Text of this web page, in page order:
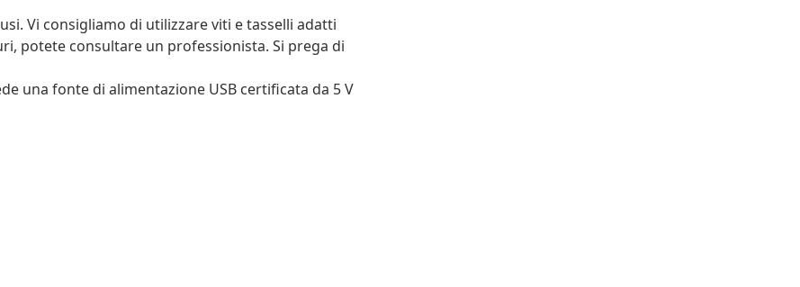
Vi consigliamo di utilizzare viti e tasselli adatti
potete consultare un professionista. Si prega di
una fonte di alimentazione USB certificata da 5 V